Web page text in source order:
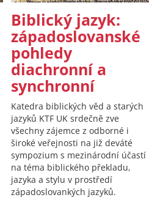
Biblický jazyk:
západoslovanské
pohledy
diachronní a
synchronní
Katedra biblických věd a starých
jazyků KTF UK srdečně zve
všechny zájemce z odborné i
široké veřejnosti na již deváté
sympozium s mezinárodní účastí
na téma biblického překladu,
jazyka a stylu v prostředí
západoslovankých jazyků.